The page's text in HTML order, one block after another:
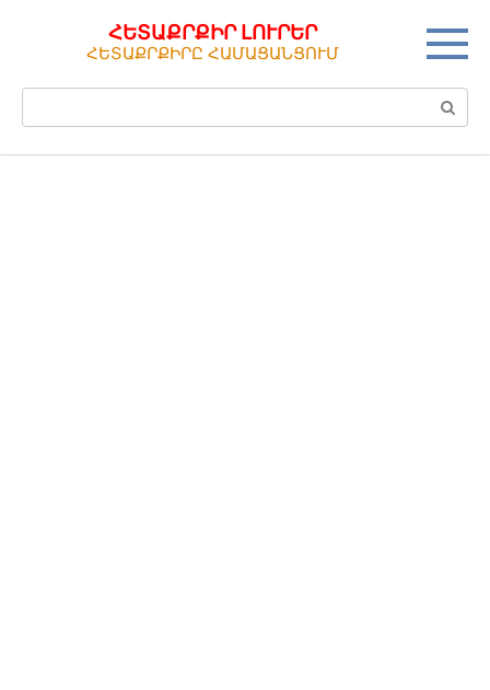
ՀԵՏԱՔՐՔԻՐ ԼՈՒՐԵՐ
ՀԵՏԱՔՐՔԻՐԸ ՀԱՄԱՑԱՆՑՈՒՄ
Поиск: